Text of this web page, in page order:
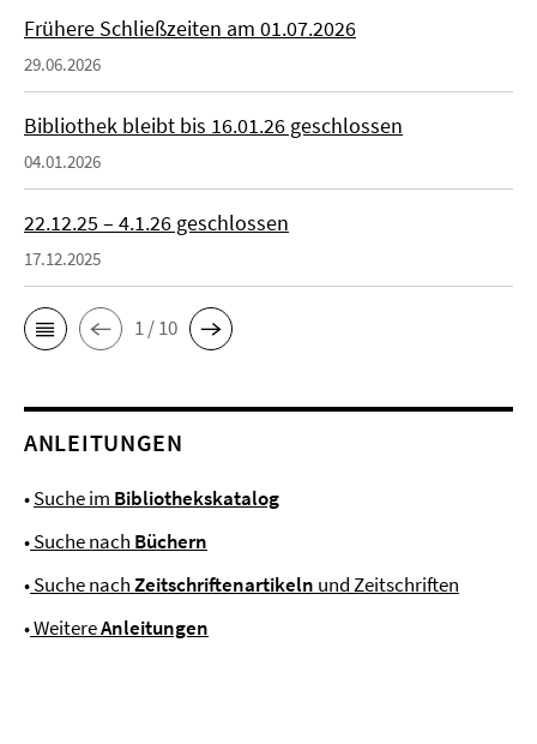
Frühere Schließzeiten am 01.07.2026
29.06.2026
Bibliothek bleibt bis 16.01.26 geschlossen
04.01.2026
22.12.25 – 4.1.26 geschlossen
17.12.2025
1 / 10
ANLEITUNGEN
•Suche im Bibliothekskatalog
•Suche nach Büchern
•Suche nachZeitschriftenartikeln und Zeitschriften
•WeitereAnleitungen